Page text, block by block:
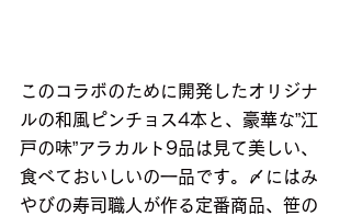
このコラボのために開発したオリジナ
ルの和風ピンチョス4本と、豪華な”江
戸の味”アラカルト9品は見て美しい、
食べておいしいの一品です。〆にはみ
やびの寿司職人が作る定番商品、笹の